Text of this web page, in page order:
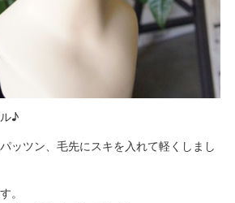
♪
ッツン、毛先にスキを入れて軽くしまし
。